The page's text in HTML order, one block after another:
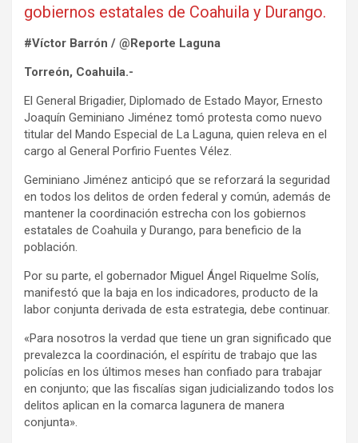
gobiernos estatales de Coahuila y Durango.
#Víctor Barrón / @Reporte Laguna
Torreón, Coahuila.-
El General Brigadier, Diplomado de Estado Mayor, Ernesto
Joaquín Geminiano Jiménez tomó protesta como nuevo
titular del Mando Especial de La Laguna, quien releva en el
cargo al General Porfirio Fuentes Vélez.
Geminiano Jiménez anticipó que se reforzará la seguridad
en todos los delitos de orden federal y común, además de
mantener la coordinación estrecha con los gobiernos
estatales de Coahuila y Durango, para beneficio de la
población.
Por su parte, el gobernador Miguel Ángel Riquelme Solís,
manifestó que la baja en los indicadores, producto de la
labor conjunta derivada de esta estrategia, debe continuar.
«Para nosotros la verdad que tiene un gran significado que
prevalezca la coordinación, el espíritu de trabajo que las
policías en los últimos meses han confiado para trabajar
en conjunto; que las fiscalías sigan judicializando todos los
delitos aplican en la comarca lagunera de manera
conjunta».